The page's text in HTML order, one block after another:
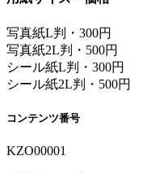
写真紙L判・300円
写真紙2L判・500円
シール紙L判・300円
シール紙2L判・500円
コンテンツ番号
KZO00001